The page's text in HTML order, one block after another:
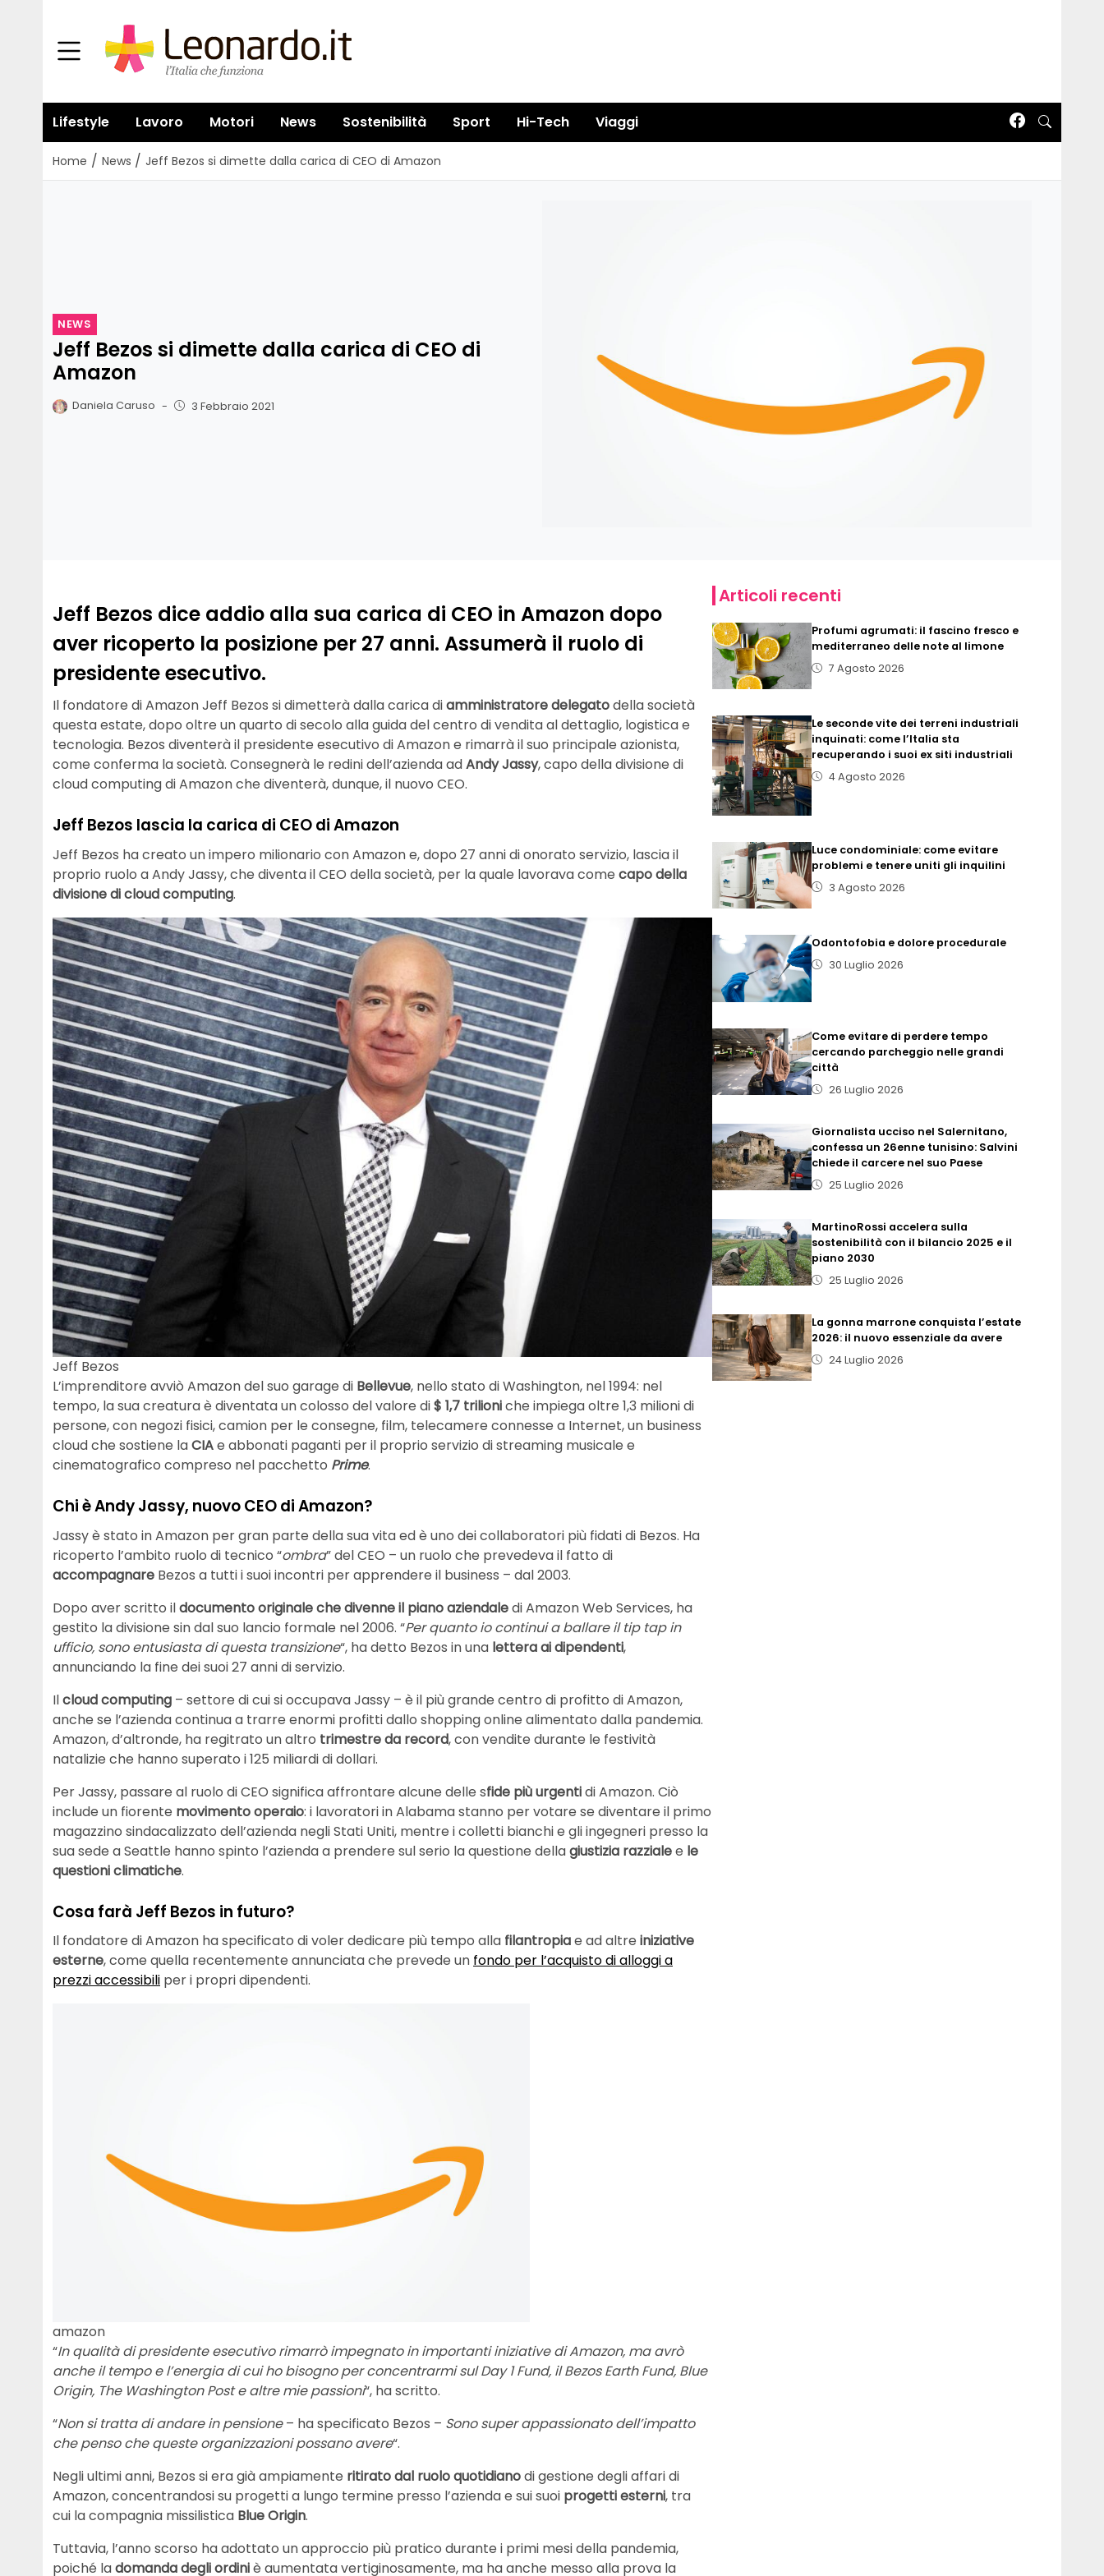
Lifestyle Lavoro Motori News Sostenibilità Sport Hi-Tech Viaggi
Home / News / Jeff Bezos si dimette dalla carica di CEO di Amazon
NEWS
Jeff Bezos si dimette dalla carica di CEO di
Amazon
Daniela Caruso - 3 Febbraio 2021
Jeff Bezos dice addio alla sua carica di CEO in Amazon dopo
aver ricoperto la posizione per 27 anni. Assumerà il ruolo di
presidente esecutivo.
Il fondatore di Amazon Jeff Bezos si dimetterà dalla carica diamministratore delegatodella società
questa estate, dopo oltre un quarto di secolo alla guida del centro di vendita al dettaglio, logistica e
tecnologia. Bezos diventerà il presidente esecutivo di Amazon e rimarrà il suo principale azionista,
come conferma la società. Consegnerà le redini dell’azienda adAndy Jassy, ​​capo della divisione di
cloud computing di Amazon che diventerà, dunque, il nuovo CEO.
Jeff Bezos lascia la carica di CEO di Amazon
Jeff Bezos ha creato un impero milionario con Amazon e, dopo 27 anni di onorato servizio, lascia il
proprio ruolo a Andy Jassy, che diventa il CEO della società, per la quale lavorava come capo della
divisione di cloud computing.
Jeff Bezos
L’imprenditore avviò Amazon del suo garage di Bellevue, nello stato di Washington, nel 1994: nel
tempo, la sua creatura è diventata un colosso del valore di$ 1,7 trilioniche impiega oltre 1,3 milioni di
persone, con negozi fisici, camion per le consegne, film, telecamere connesse a Internet, un business
cloud che sostiene laCIAe abbonati paganti per il proprio servizio di streaming musicale e
cinematografico compreso nel pacchetto Prime.
Chi è Andy Jassy, nuovo CEO di Amazon?
Jassy è stato in Amazon per gran parte della sua vita ed è uno dei collaboratori più fidati di Bezos. Ha
ricoperto l’ambito ruolo di tecnico “ombra” del CEO – un ruolo che prevedeva il fatto di
accompagnare Bezos a tutti i suoi incontri per apprendere il business – dal 2003.
Dopo aver scritto ildocumento originale che divenne il piano aziendaledi Amazon Web Services, ha
gestito la divisione sin dal suo lancio formale nel 2006. “Per quanto io continui a ballare il tip tap in
ufficio, sono entusiasta di questa transizione“, ha detto Bezos in una lettera ai dipendenti,
annunciando la fine dei suoi 27 anni di servizio.
Ilcloud computing – settore di cui si occupava Jassy – è il più grande centro di profitto di Amazon,
anche se l’azienda continua a trarre enormi profitti dallo shopping online alimentato dalla pandemia.
Amazon, d’altronde, ha regitrato un altro trimestre da record, con vendite durante le festività
natalizie che hanno superato i 125 miliardi di dollari.
Per Jassy, ​​passare al ruolo di CEO significa affrontare alcune delle sfide più urgentidi Amazon. Ciò
include un fiorente movimento operaio: i lavoratori in Alabama stanno per votare se diventare il primo
magazzino sindacalizzato dell’azienda negli Stati Uniti, mentre i colletti bianchi e gli ingegneri presso la
sua sede a Seattle hanno spinto l’azienda a prendere sul serio la questione dellagiustizia razzialee le
questioni climatiche.
Cosa farà Jeff Bezos in futuro?
Il fondatore di Amazon ha specificato di voler dedicare più tempo alla filantropiae ad altre iniziative
esterne, come quella recentemente annunciata che prevede un fondo per l’acquisto di alloggi a
prezzi accessibili per i propri dipendenti.
amazon
“In qualità di presidente esecutivo rimarrò impegnato in importanti iniziative di Amazon, ma avrò
anche il tempo e l’energia di cui ho bisogno per concentrarmi sul Day 1 Fund, il Bezos Earth Fund, Blue
Origin, The Washington Post e altre mie passioni“, ha scritto.
“Non si tratta di andare in pensione– ha specificato Bezos – Sono super appassionato dell’impatto
che penso che queste organizzazioni possano avere“.
Negli ultimi anni, Bezos si era già ampiamente ritirato dal ruolo quotidianodi gestione degli affari di
Amazon, concentrandosi su progetti a lungo termine presso l’azienda e sui suoi progetti esterni, tra
cui la compagnia missilistica Blue Origin.
Tuttavia, l’anno scorso ha adottato un approccio più pratico durante i primi mesi della pandemia,
poiché ladomanda degli ordiniè aumentata vertiginosamente, ma ha anche messo alla prova la
Articoli recenti
Profumi agrumati: il fascino fresco e
mediterraneo delle note al limone
7 Agosto 2026
Le seconde vite dei terreni industriali
inquinati: come l’Italia sta
recuperando i suoi ex siti industriali
4 Agosto 2026
Luce condominiale: come evitare
problemi e tenere uniti gli inquilini
3 Agosto 2026
Odontofobia e dolore procedurale
30 Luglio 2026
Come evitare di perdere tempo
cercando parcheggio nelle grandi
città
26 Luglio 2026
Giornalista ucciso nel Salernitano,
confessa un 26enne tunisino: Salvini
chiede il carcere nel suo Paese
25 Luglio 2026
MartinoRossi accelera sulla
sostenibilità con il bilancio 2025 e il
piano 2030
25 Luglio 2026
La gonna marrone conquista l’estate
2026: il nuovo essenziale da avere
24 Luglio 2026